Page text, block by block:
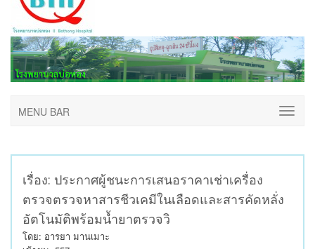
MENU BAR
เรื่อง: ประกาศผู้ชนะการเสนอราคาเช่าเครื่อง
ตรวจตรวจหาสารชีวเคมีในเลือดและสารคัดหลั่ง
อัตโนมัติพร้อมน้ำยาตรวจวิ
โดย: อารยา มานเมาะ